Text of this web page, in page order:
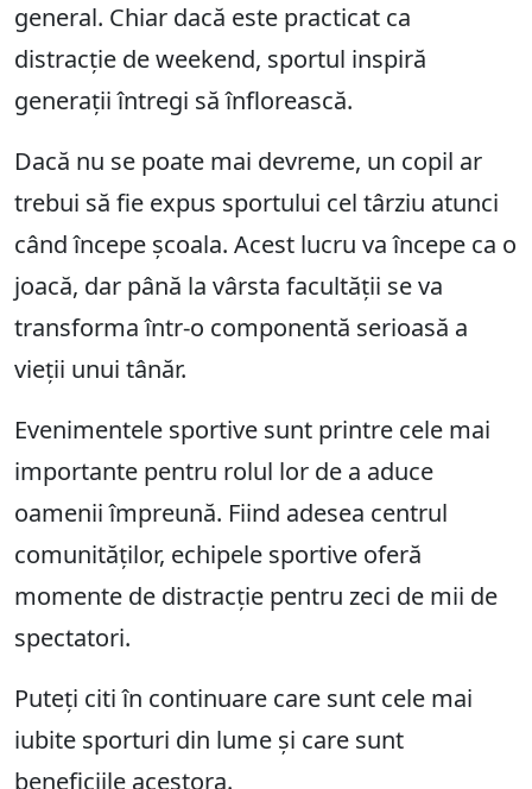
general. Chiar dacă este practicat ca
distracție de weekend, sportul inspiră
generații întregi să înflorească.
Dacă nu se poate mai devreme, un copil ar
trebui să fie expus sportului cel târziu atunci
când începe școala. Acest lucru va începe ca o
joacă, dar până la vârsta facultății se va
transforma într-o componentă serioasă a
vieții unui tânăr.
Evenimentele sportive sunt printre cele mai
importante pentru rolul lor de a aduce
oamenii împreună. Fiind adesea centrul
comunităților, echipele sportive oferă
momente de distracție pentru zeci de mii de
spectatori.
Puteți citi în continuare care sunt cele mai
iubite sporturi din lume și care sunt
beneficiile acestora.